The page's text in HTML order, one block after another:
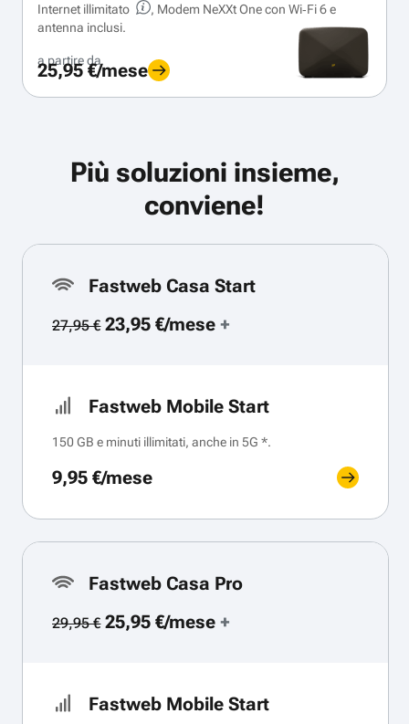
Internet illimitato
, Modem NeXXt One con Wi‑Fi 6 e
antenna inclusi.
a partire da
25,95 €/mese
Più soluzioni insieme,
conviene!
Fastweb Casa Start
27,95 €23,95 €/mese+
Fastweb Mobile Start
150 GB e minuti illimitati, anche in 5G *.
9,95 €/mese
Fastweb Casa Pro
29,95 €25,95 €/mese+
Fastweb Mobile Start